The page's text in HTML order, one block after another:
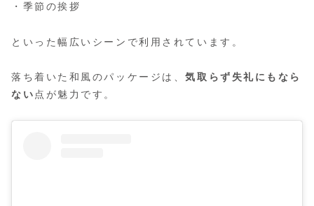
・季節の挨拶
といった幅広いシーンで利用されています。
落ち着いた和風のパッケージは、気取らず失礼にもなら
ない 点が魅力です。